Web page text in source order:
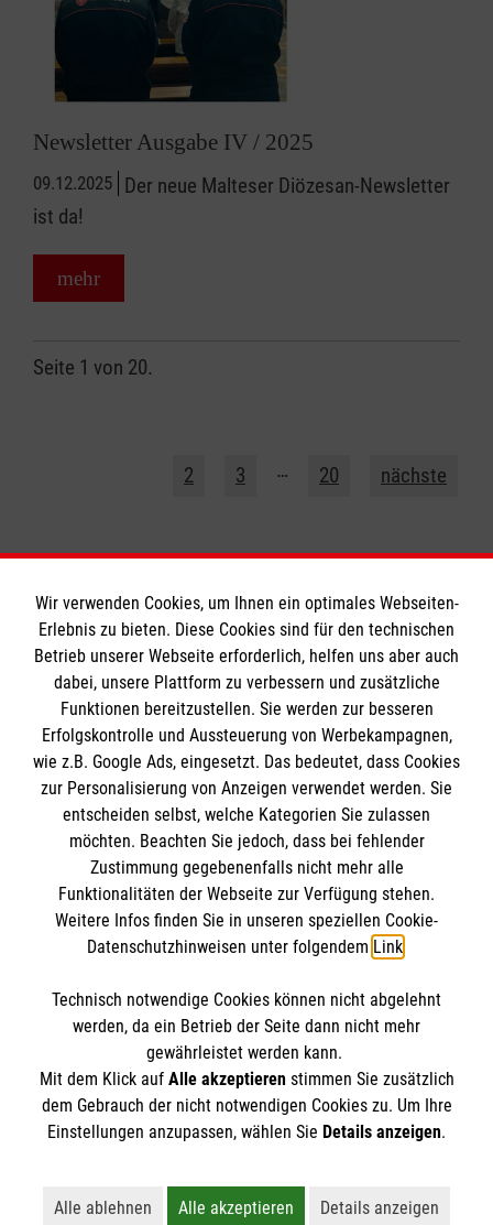
Newsletter Ausgabe IV / 2025
09.12.2025 Der neue Malteser Diözesan-Newsletter
ist da!
mehr
Seite 1 von 20.
2 3 … 20 nächste
Informationen
Impressum
Datenschutz
Barrierefreiheit
Kontakt
Die Malteser
Malteser in Deutschland
Malteserorden
Sharepoint
Spendenkonto
Bank: Pax-Bank für Kirche und Caritas eG
IBAN: DE94 3706 0120 1201 2270 18
BIC:GENODED1PA7
So finden Sie uns
Magnusstraße 6
03149 Forst
sabine.staehr@malteser.org
Der Malteser Hilfsdienst e.V. ist als eingetragene
Gewerbesteuer befreit.
Wir verwenden Cookies, um Ihnen ein optimales Webseiten-
Erlebnis zu bieten. Diese Cookies sind für den technischen
Betrieb unserer Webseite erforderlich, helfen uns aber auch
dabei, unsere Plattform zu verbessern und zusätzliche
Funktionen bereitzustellen. Sie werden zur besseren
Erfolgskontrolle und Aussteuerung von Werbekampagnen,
wie z.B. Google Ads, eingesetzt. Das bedeutet, dass Cookies
zur Personalisierung von Anzeigen verwendet werden. Sie
entscheiden selbst, welche Kategorien Sie zulassen
möchten. Beachten Sie jedoch, dass bei fehlender
Zustimmung gegebenenfalls nicht mehr alle
Funktionalitäten der Webseite zur Verfügung stehen.
Weitere Infos finden Sie in unseren speziellen Cookie-
Datenschutzhinweisen unter folgendem Link.
Technisch notwendige Cookies können nicht abgelehnt
werden, da ein Betrieb der Seite dann nicht mehr
gewährleistet werden kann.
Mit dem Klick auf Alle akzeptierenstimmen Sie zusätzlich
dem Gebrauch der nicht notwendigen Cookies zu. Um Ihre
Einstellungen anzupassen, wählen Sie Details anzeigen.
Alle ablehnen
Alle akzeptieren
Details anzeigen